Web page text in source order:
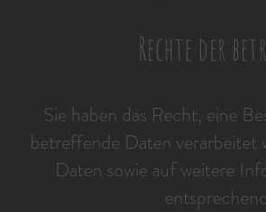
Rechte der
Sie haben das Recht, eine
betreffende Daten verarbeitet
Daten sowie auf weitere